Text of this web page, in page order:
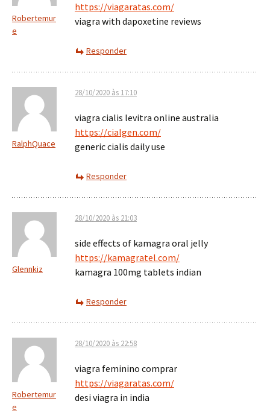
Robertemur
e
https://viagaratas.com/
viagra with dapoxetine reviews
Responder
RalphQuace
28/10/2020 às 17:10
viagra cialis levitra online australia
https://cialgen.com/
generic cialis daily use
Responder
Glennkiz
28/10/2020 às 21:03
side effects of kamagra oral jelly
https://kamagratel.com/
kamagra 100mg tablets indian
Responder
Robertemur
e
28/10/2020 às 22:58
viagra feminino comprar
https://viagaratas.com/
desi viagra in india